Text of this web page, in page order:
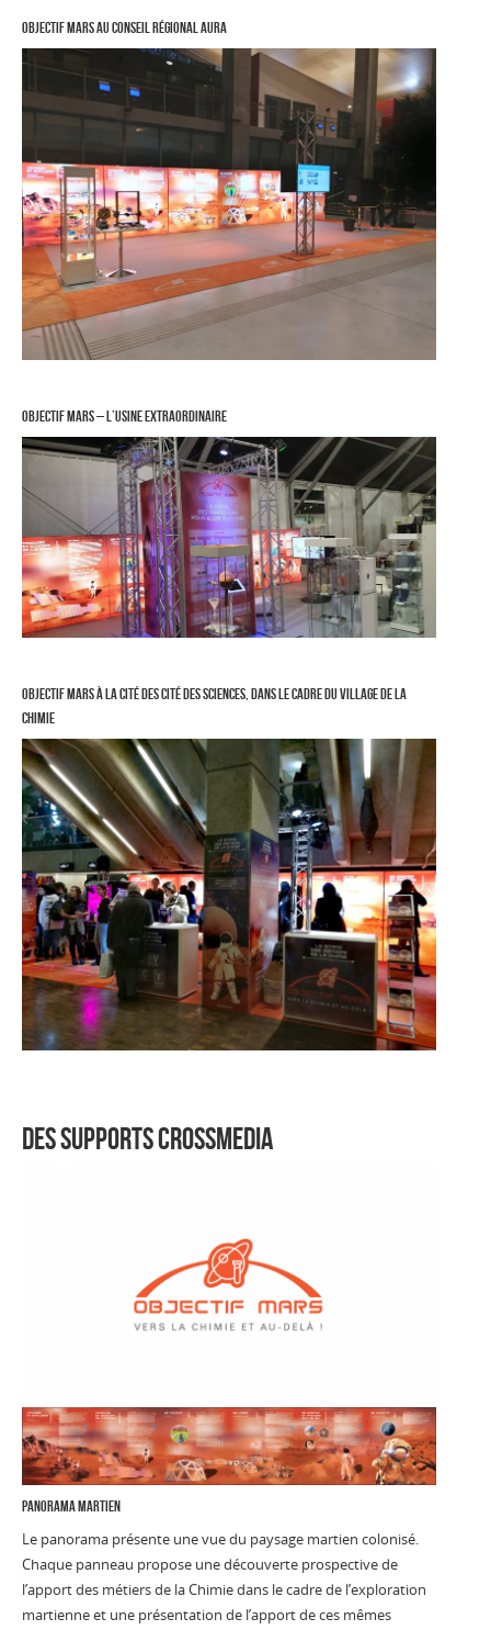
Objectif Mars au conseil régional AURA
Objectif Mars – L’Usine Extraordinaire
Objectif Mars à la cité des Cité des Sciences, dans le cadre du Village de la
Chimie
des supports crossmedia
panorama martien
Le panorama présente une vue du paysage martien colonisé.
Chaque panneau propose une découverte prospective de
l’apport des métiers de la Chimie dans le cadre de l’exploration
martienne et une présentation de l’apport de ces mêmes